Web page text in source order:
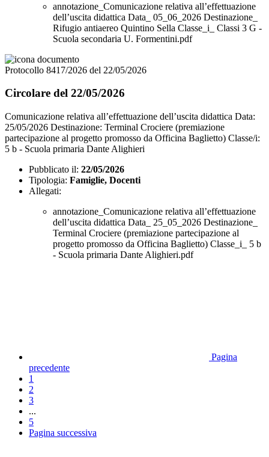
annotazione_Comunicazione relativa all’effettuazione
dell’uscita didattica Data_ 05_06_2026 Destinazione_
Rifugio antiaereo Quintino Sella Classe_i_ Classi 3 G -
Scuola secondaria U. Formentini.pdf
Protocollo 8417/2026 del 22/05/2026
Circolare del 22/05/2026
Comunicazione relativa all’effettuazione dell’uscita didattica Data:
25/05/2026 Destinazione: Terminal Crociere (premiazione
partecipazione al progetto promosso da Officina Baglietto) Classe/i:
5 b - Scuola primaria Dante Alighieri
Pubblicato il: 22/05/2026
Tipologia: Famiglie, Docenti
Allegati:
annotazione_Comunicazione relativa all’effettuazione
dell’uscita didattica Data_ 25_05_2026 Destinazione_
Terminal Crociere (premiazione partecipazione al
progetto promosso da Officina Baglietto) Classe_i_ 5 b
- Scuola primaria Dante Alighieri.pdf
Pagina
precedente
1
2
3
...
5
Pagina successiva